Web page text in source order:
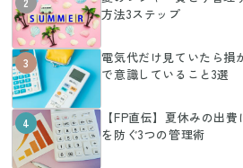
方法3ステップ
3
電気代だけ見ていたら損
で意識していること3選
4
【FP直伝】夏休みの出
を防ぐ3つの管理術